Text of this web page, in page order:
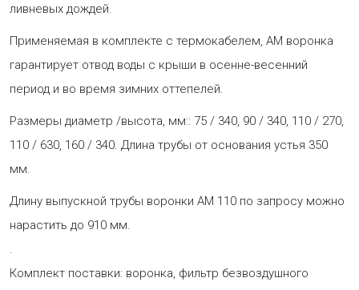
ливневых дождей.
Применяемая в комплекте с термокабелем, АМ воронка
гарантирует отвод воды с крыши в осенне-весенний
период и во время зимних оттепелей.
Размеры диаметр /высота, мм:: 75 / 340, 90 / 340, 110 / 270,
110 / 630, 160 / 340. Длина трубы от основания устья 350
мм.
Длину выпускной трубы воронки АМ 110 по запросу можно
нарастить до 910 мм.
.
Комплект поставки: воронка, фильтр безвоздушного